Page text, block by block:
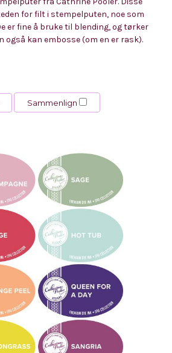
for filt i stempelputen, noe som
er fine å bruke til blending, og tørker
også kan embosse (om en er rask).
Sammenlign